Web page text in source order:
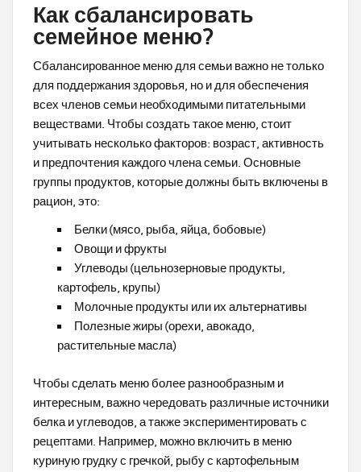
Как сбалансировать
семейное меню?
Сбалансированное меню для семьи важно не только
для поддержания здоровья, но и для обеспечения
всех членов семьи необходимыми питательными
веществами. Чтобы создать такое меню, стоит
учитывать несколько факторов: возраст, активность
и предпочтения каждого члена семьи. Основные
группы продуктов, которые должны быть включены в
рацион, это:
Белки (мясо, рыба, яйца, бобовые)
Овощи и фрукты
Углеводы (цельнозерновые продукты,
картофель, крупы)
Молочные продукты или их альтернативы
Полезные жиры (орехи, авокадо,
растительные масла)
Чтобы сделать меню более разнообразным и
интересным, важно чередовать различные источники
белка и углеводов, а также экспериментировать с
рецептами. Например, можно включить в меню
куриную грудку с гречкой, рыбу с картофельным